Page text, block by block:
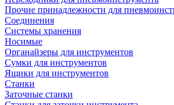
Прочие принадлежности для
Соединения
Системы хранения
Носимые
Органайзеры для инструментов
Сумки для инструментов
Ящики для инструментов
Станки
Заточные станки